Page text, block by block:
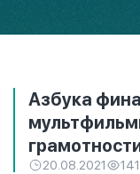
Азбука
20.08.2021